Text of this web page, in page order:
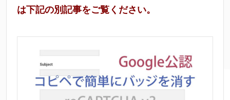
は下記の別記事をご覧ください。